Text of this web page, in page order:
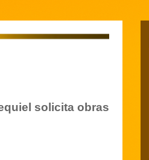
solicita obras